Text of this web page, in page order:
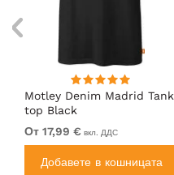
Motley Denim Madrid Tank
top Black
От 17,99 € вкл. ДДС
Добавете в кошницата